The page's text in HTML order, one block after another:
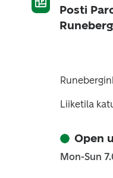
Posti
Liiketila
Open
Mon-Sun